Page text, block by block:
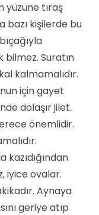
yüzüne tıraş
bazı kişilerde bu
bilmez. Suratın
kalmamalıdır.
için gayet
dolaşır jilet.
önemlidir.
kazıdığından
iyice ovalar.
Aynaya
geriye atıp